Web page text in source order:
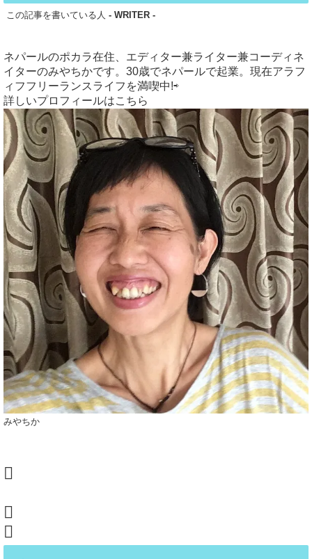
この記事を書いている人 - WRITER -
ネパールのポカラ在住、エディター兼ライター兼コーディネ
イターのみやちかです。30歳でネパールで起業。現在アラフ
ィフフリーランスライフを満喫中!⇨
詳しいプロフィールはこちら
みやちか